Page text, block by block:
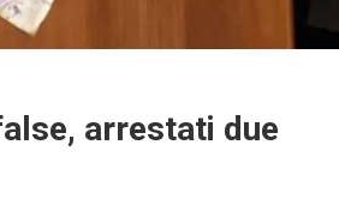
arrestati due